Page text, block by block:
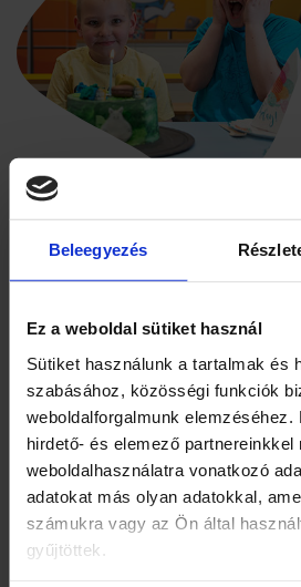
Beleegyezés
Ez a weboldal sütiket használ
Sütiket használunk a tartalmak és
szabásához, közösségi funkciók
weboldalforgalmunk
hirdető- és elemező
weboldalhasználatra vonatkozó
adatokat más olyan adatokkal,
számukra vagy az Ön által
gyűjtöttek.
Születésnap közeleg?
legmenőbb helyszínét
ninjáig,
itt nem mindennapi
Különterem a
klimatizált élménypark az
energialevezetéshez.
MEGNÉZEM